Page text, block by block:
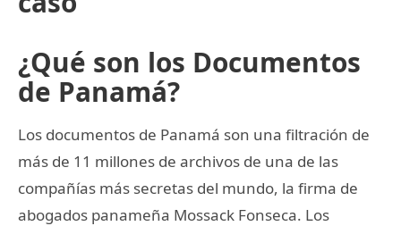
¿Qué son los Documentos
de Panamá?
Los documentos de Panamá son una filtración de
más de 11 millones de archivos de una de las
compañías más secretas del mundo, la firma de
abogados panameña Mossack Fonseca. Los